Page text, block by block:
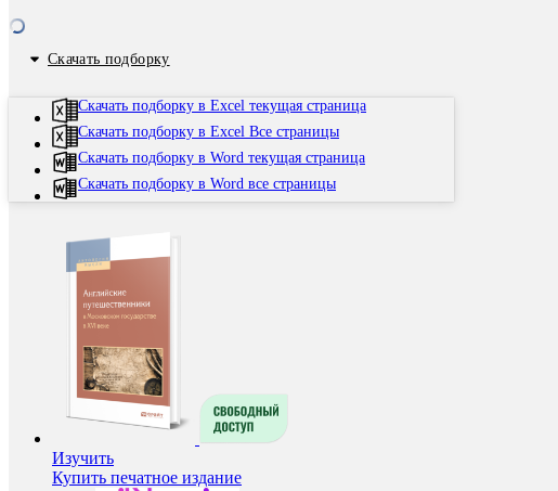
Скачать подборку
Скачать подборку в Excel текущая страница
Скачать подборку в Excel Все страницы
Скачать подборку в Word текущая страница
Скачать подборку в Word все страницы
Изучить
Купить печатное издание